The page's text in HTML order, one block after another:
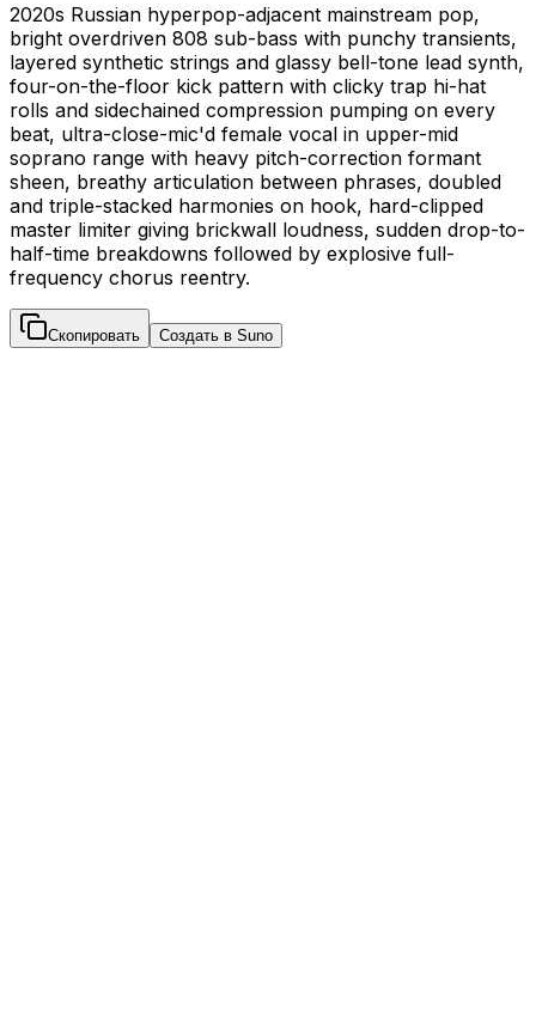
2020s Russian hyperpop-adjacent mainstream pop,
bright overdriven 808 sub-bass with punchy transients,
layered synthetic strings and glassy bell-tone lead synth,
four-on-the-floor kick pattern with clicky trap hi-hat
rolls and sidechained compression pumping on every
beat, ultra-close-mic'd female vocal in upper-mid
soprano range with heavy pitch-correction formant
sheen, breathy articulation between phrases, doubled
and triple-stacked harmonies on hook, hard-clipped
master limiter giving brickwall loudness, sudden drop-to-
half-time breakdowns followed by explosive full-
frequency chorus reentry.
Скопировать Создать в Suno